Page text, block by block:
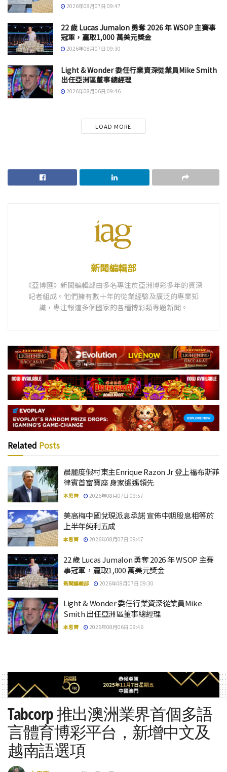
2026年08月07日 09:47
22 歲 Lucas Jumalon 勇奪 2026 年 WSOP 主賽事
冠軍，贏取1,000 萬美元獎金
2026年08月07日 09:30
Light & Wonder 委任行業資深從業員Mike Smith
出任亞洲區董事總經理
2026年08月06日 09:46
LOAD MORE
新聞編輯部
《亞博匯》新聞編輯部由多名專注於亞洲博彩多年的資深
記者組成。他們擁有數十年的從業經驗及廣泛的專業知
識，專注報道多個國家的各種博彩類專題新聞。
Related Posts
晨麗度假村東主Enrique Razon Jr 登上福布斯菲
律賓首富寶座 身家遙遙領先
本思齊 2026年08月07日 09:57
美高梅中國兌現派息承諾 宣佈中期股息相等於
上半年純利五成
本思齊 2026年08月07日 09:47
22 歲 Lucas Jumalon 勇奪 2026 年 WSOP 主賽
事冠軍，贏取1,000 萬美元獎金
新聞編輯部 2026年08月07日 09:30
Light & Wonder 委任行業資深從業員Mike
Smith 出任亞洲區董事總經理
本思齊 2026年08月06日 09:46
Tabcorp 推出澳洲業界首個多語
言體育博彩平台，新增中文及
越南語選項